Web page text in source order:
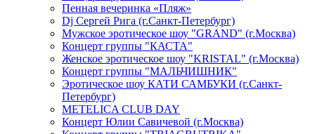
Пенная вечеринка «Пляж»
Dj Сергей Рига (г.Санкт-Петербург)
Мужское эротическое шоу "GRAND" (г.Москва)
Концерт группы "КАСТА"
Женское эротическое шоу "KRISTAL" (г.Москва)
Концерт группы "МАЛЬЧИШНИК"
Эротическое шоу КАТИ САМБУКИ (г.Санкт-
Петербург)
METELICA CLUB DAY
Концерт Юлии Савичевой (г.Москва)